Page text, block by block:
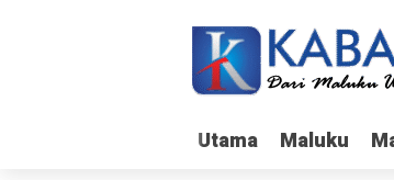
Utama Maluku
Utama Maluku